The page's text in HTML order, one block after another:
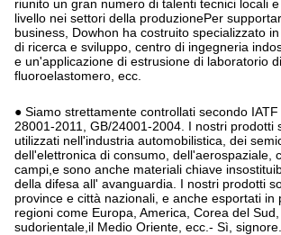
riunito un gran numero di talenti tecnici locali
livello nei settori della produzionePer
business, Dowhon ha costruito specializzato
di ricerca e sviluppo, centro di ingegneria
e un'applicazione di estrusione di laboratorio
fluoroelastomero, ecc.
● Siamo strettamente controllati secondo
28001-2011, GB/24001-2004. I nostri prodotti
utilizzati nell'industria automobilistica, dei
dell'elettronica di consumo, dell'aerospaziale,
campi,e sono anche materiali chiave
della difesa all' avanguardia. I nostri prodotti
province e città nazionali, e anche esportati in
regioni come Europa, America, Corea del
sudorientale,il Medio Oriente, ecc.- Sì, signore.